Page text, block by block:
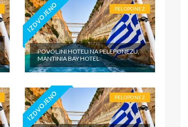
IZDVOJENO PELOPONEZ
POVOLJNI HOTELI NA PELEPONEZU,
MANTINIA BAY HOTEL
IZDVOJENO PELOPONEZ